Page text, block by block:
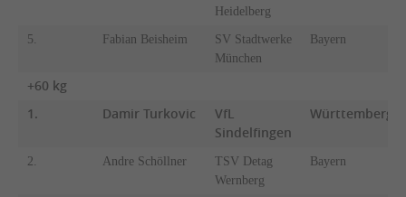
Heidelberg
5. Fabian Beisheim
SV Stadtwerke
München
Bayern
+60 kg
1.
Damir Turkovic
VfL
Sindelfingen
Württemberg
2. Andre Schöllner
TSV Detag
Wernberg
Bayern